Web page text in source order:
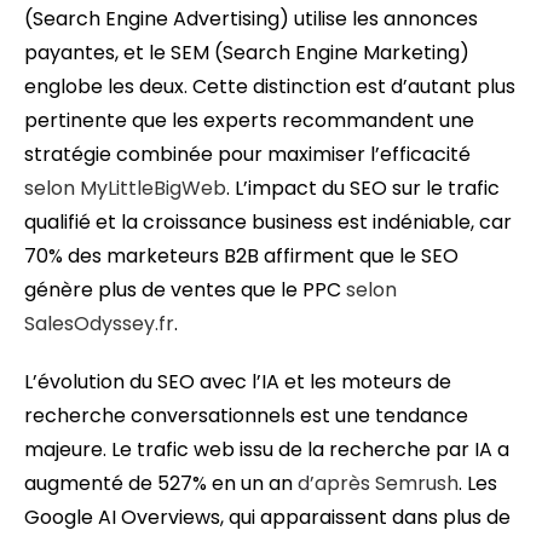
(Search Engine Advertising) utilise les annonces
payantes, et le SEM (Search Engine Marketing)
englobe les deux. Cette distinction est d’autant plus
pertinente que les experts recommandent une
stratégie combinée pour maximiser l’efficacité
selon MyLittleBigWeb. L’impact du SEO sur le trafic
qualifié et la croissance business est indéniable, car
70% des marketeurs B2B affirment que le SEO
génère plus de ventes que le PPC selon
SalesOdyssey.fr.
L’évolution du SEO avec l’IA et les moteurs de
recherche conversationnels est une tendance
majeure. Le trafic web issu de la recherche par IA a
augmenté de 527% en un and’après Semrush. Les
Google AI Overviews, qui apparaissent dans plus de